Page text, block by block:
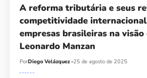
A reforma tributária e seus
competitividade
empresas brasileiras na visão
Leonardo Manzan
PorDiego Velázquez 25 de agosto de 2025